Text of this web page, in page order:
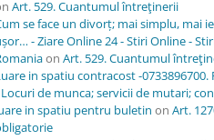
Art. 529. Cuantumul întreţinerii
se face un divorț; mai simplu, mai
- Ziare Online 24 - Stiri Online -
on Art. 529. Cuantumul
in spatiu contracost -0733896700.
de munca; servicii de mutari;
in spatiu pentru buletin on Art.